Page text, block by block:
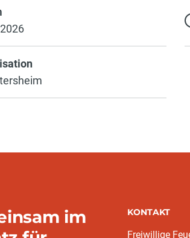
im
KONTAKT
Freiwillige